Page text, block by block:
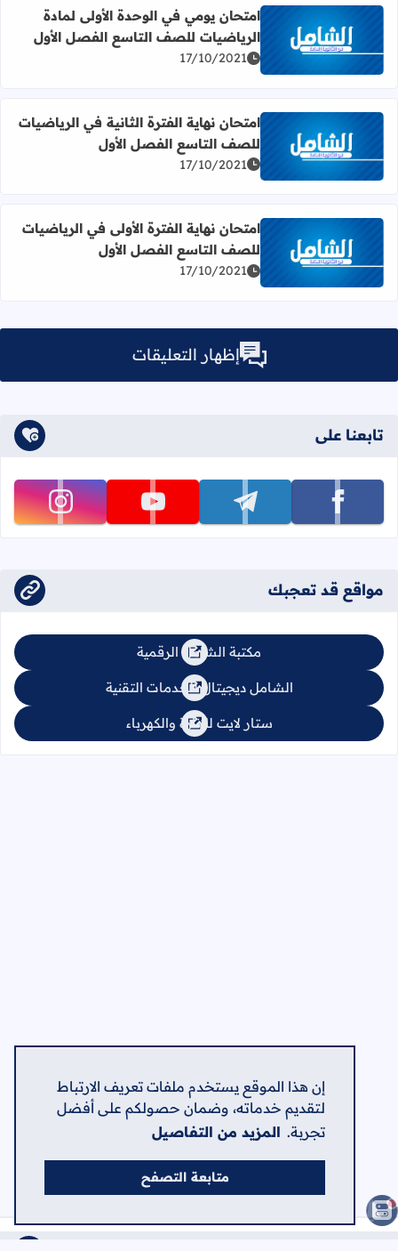
إن هذا الموقع يستخدم ملفات تعريف الارتباط
لتقديم خدماته، وضمان حصولكم على أفضل
تجربة. المزيد من التفاصيل
متابعة التصفح
اقرأ المزيد عن امتحان يومي في الوحدة الأولى لمادة
امتحان يومي في الوحدة الأولى لمادة
الرياضيات للصف التاسع الفصل الأول
17/10/2021
اقرأ المزيد عن امتحان نهاية الفترة الثانية في الرياضيات
امتحان نهاية الفترة الثانية في الرياضيات
للصف التاسع الفصل الأول
17/10/2021
اقرأ المزيد عن امتحان نهاية الفترة الأولى في الرياضيات
امتحان نهاية الفترة الأولى في الرياضيات
للصف التاسع الفصل الأول
17/10/2021
إظهار التعليقات
تابعنا على
تابعنا على facebook تابعنا على telegram تابعنا على youtube تابعنا على instagram
مواقع قد تعجبك
مكتبة الشامل الرقمية
الشامل ديجيتال للخدمات التقنية
ستار لايت للإنارة والكهرباء